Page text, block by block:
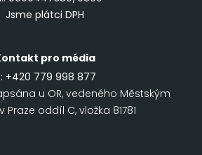
Jsme plátci DPH
pro média
+420 779 998 877
u OR, vedeného Městským
Praze oddíl C, vložka 81781